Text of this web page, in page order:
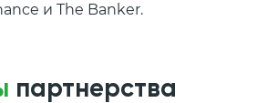
и The Banker.
партнерства